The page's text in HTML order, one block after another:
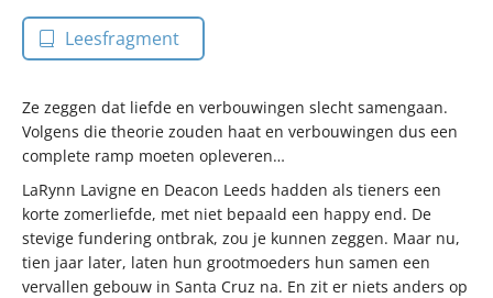
Leesfragment
Ze zeggen dat liefde en verbouwingen slecht samengaan.
Volgens die theorie zouden haat en verbouwingen dus een
complete ramp moeten opleveren…
LaRynn Lavigne en Deacon Leeds hadden als tieners een
korte zomerliefde, met niet bepaald een happy end. De
stevige fundering ontbrak, zou je kunnen zeggen. Maar nu,
tien jaar later, laten hun grootmoeders hun samen een
vervallen gebouw in Santa Cruz na. En zit er niets anders op